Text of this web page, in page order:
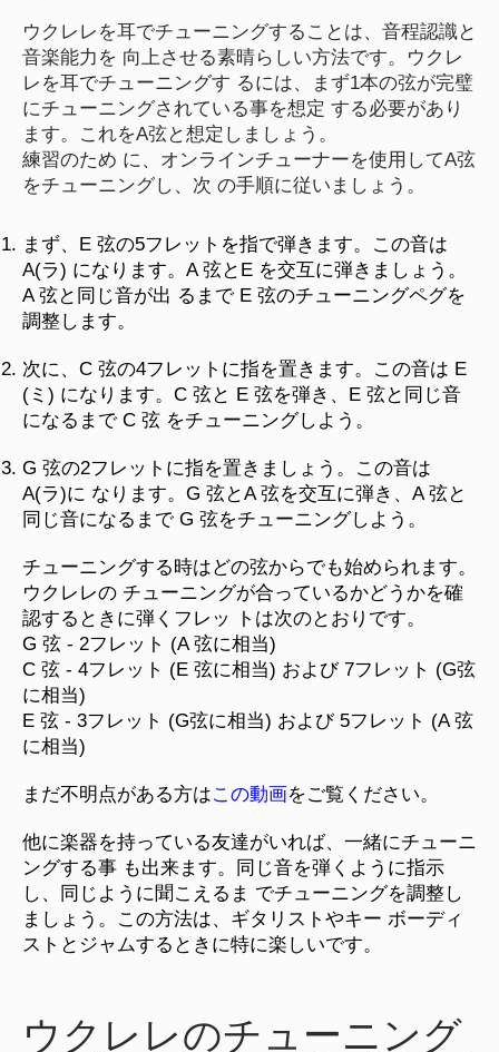
ウクレレを耳でチューニングすることは、音程認識と
音楽能力を 向上させる素晴らしい方法です。ウクレ
レを耳でチューニングす るには、まず1本の弦が完璧
にチューニングされている事を想定 する必要があり
ます。これをA弦と想定しましょう。
練習のため に、オンラインチューナーを使用してA弦
をチューニングし、次 の手順に従いましょう。
まず、E 弦の5フレットを指で弾きます。この音は
A(ラ) になります。A 弦とE を交互に弾きましょう。
A 弦と同じ音が出 るまで E 弦のチューニングペグを
調整します。
次に、C 弦の4フレットに指を置きます。この音は E
(ミ) になります。C 弦と E 弦を弾き、E 弦と同じ音
になるまで C 弦 をチューニングしよう。
G 弦の2フレットに指を置きましょう。この音は
A(ラ)に なります。G 弦とA 弦を交互に弾き、A 弦と
同じ音になるまで G 弦をチューニングしよう。
チューニングする時はどの弦からでも始められます。
ウクレレの チューニングが合っているかどうかを確
認するときに弾くフレッ トは次のとおりです。
G 弦 - 2フレット (A 弦に相当)
C 弦 - 4フレット (E 弦に相当) および 7フレット (G弦
に相当)
E 弦 - 3フレット (G弦に相当) および 5フレット (A 弦
に相当)
まだ不明点がある方はこの動画をご覧ください。
他に楽器を持っている友達がいれば、一緒にチューニ
ングする事 も出来ます。同じ音を弾くように指示
し、同じように聞こえるま でチューニングを調整し
ましょう。この方法は、ギタリストやキー ボーディ
ストとジャムするときに特に楽しいです。
ウクレレのチューニング